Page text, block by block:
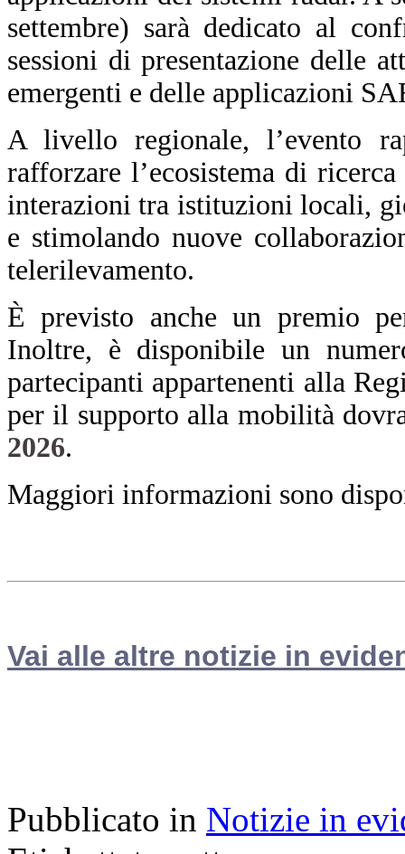
settembre) sarà dedicato al
sessioni di presentazione delle
emergenti e delle applicazioni
A livello regionale, l’evento
rafforzare l’ecosistema di
interazioni tra istituzioni locali,
e stimolando nuove
telerilevamento.
È previsto anche un premio
Inoltre, è disponibile un
partecipanti appartenenti alla
per il supporto alla mobilità
2026.
Maggiori informazioni sono
Vai alle altre notizie in
Pubblicato in Notizie in